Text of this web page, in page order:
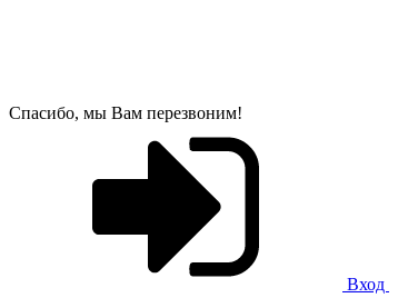
Спасибо, мы Вам перезвоним!
Вход